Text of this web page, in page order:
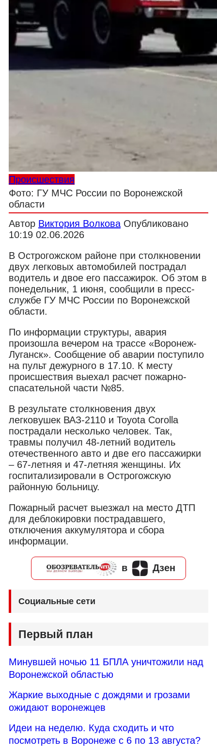
Происшествия
Фото: ГУ МЧС России по Воронежской
области
Автор Виктория Волкова Опубликовано
10:19 02.06.2026
В Острогожском районе при столкновении
двух легковых автомобилей пострадал
водитель и двое его пассажирок. Об этом в
понедельник, 1 июня, сообщили в пресс-
службе ГУ МЧС России по Воронежской
области.
По информации структуры, авария
произошла вечером на трассе «Воронеж-
Луганск». Сообщение об аварии поступило
на пульт дежурного в 17.10. К месту
происшествия выехал расчет пожарно-
спасательной части №85.
В результате столкновения двух
легковушек ВАЗ-2110 и Toyota Corolla
пострадали несколько человек. Так,
травмы получил 48-летний водитель
отечественного авто и две его пассажирки
– 67-летняя и 47-летняя женщины. Их
госпитализировали в Острогожскую
районную больницу.
Пожарный расчет выезжал на место ДТП
для деблокировки пострадавшего,
отключения аккумулятора и сбора
информации.
в Дзен
Социальные сети
Первый план
Минувшей ночью 11 БПЛА уничтожили над
Воронежской областью
Жаркие выходные с дождями и грозами
ожидают воронежцев
Идеи на неделю. Куда сходить и что
посмотреть в Воронеже с 6 по 13 августа?